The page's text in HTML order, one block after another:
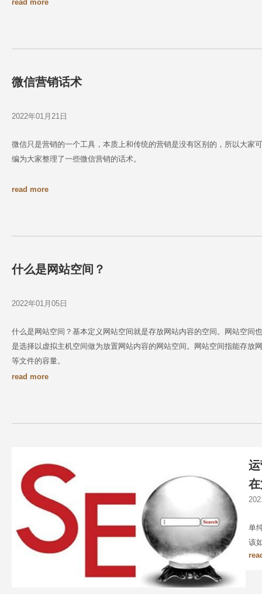
read more
微信营销话术
2022年01月21日
微信只是营销的一个工具，本质上和传统的营销是没有区别的，所以大家
编为大家整理了一些微信营销的话术。
read more
什么是网站空间？
2022年01月05日
什么是网站空间？基本定义网站空间就是存放网站内容的空间。网站空间
是选择以虚拟主机空间做为放置网站内容的网站空间。网站空间指能存放
等文件的容量。
read more
单
该